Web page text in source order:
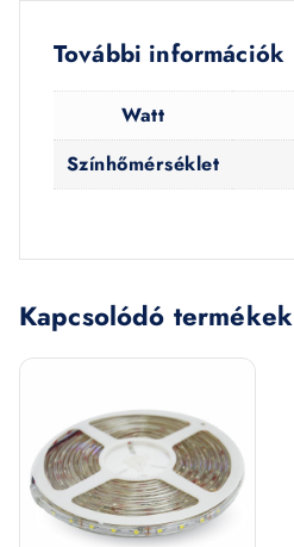
További információk
Watt
Színhőmérséklet
Kapcsolódó termékek